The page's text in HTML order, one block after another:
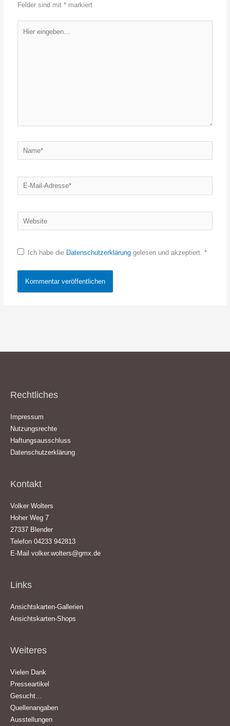
Felder sind mit* markiert
eingeben…
Name*
E-
Mail-
Website
Ich habe die Datenschutzerklärunggelesen und akzeptiert. *
Rechtliches
Impressum
Nutzungsrechte
Haftungsausschluss
Datenschutzerklärung
Kontakt
Volker Wolters
Hoher Weg 7
27337 Blender
Telefon 04233 942813
E-Mail volker.wolters@gmx.de
Links
Ansichtskarten-Gallerien
Ansichtskarten-Shops
Weiteres
Vielen Dank
Presseartikel
Gesucht…
Quellenangaben
Ausstellungen